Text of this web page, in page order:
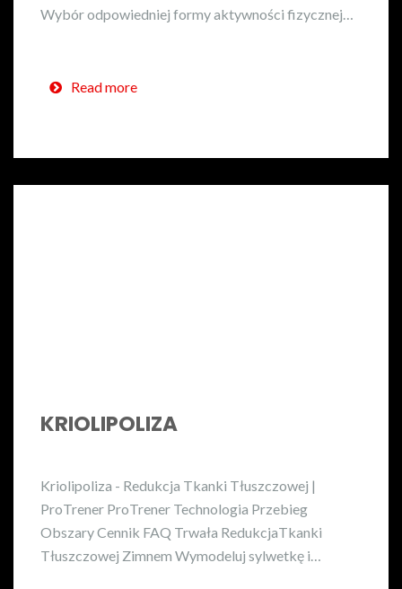
Wybór odpowiedniej formy aktywności fizycznej…
Read more
KRIOLIPOLIZA
Kriolipoliza - Redukcja Tkanki Tłuszczowej |
ProTrener ProTrener Technologia Przebieg
Obszary Cennik FAQ Trwała RedukcjaTkanki
Tłuszczowej Zimnem Wymodeluj sylwetkę i…